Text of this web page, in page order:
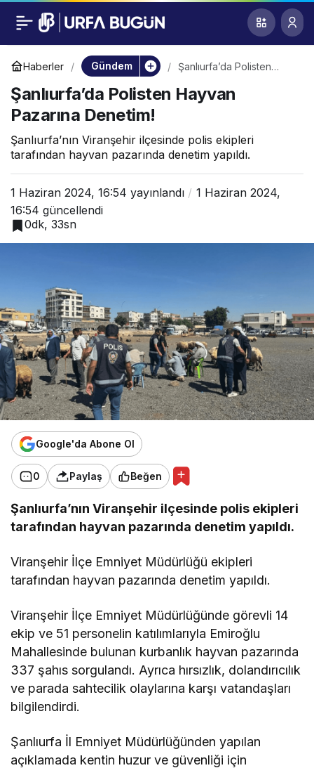
Haberler Gündem
Şanlıurfa’da Polisten
Denetim!
Şanlıurfa’da Polisten Hayvan
Pazarına Denetim!
Şanlıurfa’nın Viranşehir ilçesinde polis ekipleri
tarafından hayvan pazarında denetim yapıldı.
1 Haziran 2024, 16:54 yayınlandı
1 Haziran 2024,
16:54 güncellendi
0dk, 33sn
Google'da Abone Ol
0 Paylaş Beğen
Şanlıurfa’nın Viranşehir ilçesinde polis ekipleri
tarafından hayvan pazarında denetim yapıldı.
Viranşehir İlçe Emniyet Müdürlüğü ekipleri
tarafından hayvan pazarında denetim yapıldı.
Viranşehir İlçe Emniyet Müdürlüğünde görevli 14
ekip ve 51 personelin katılımlarıyla Emiroğlu
Mahallesinde bulunan kurbanlık hayvan pazarında
337 şahıs sorgulandı. Ayrıca hırsızlık, dolandırıcılık
ve parada sahtecilik olaylarına karşı vatandaşları
bilgilendirdi.
Şanlıurfa İl Emniyet Müdürlüğünden yapılan
açıklamada kentin huzur ve güvenliği için
Şanlıurfa’da Polisten
Hayvan Pazarına
Denetim!
0